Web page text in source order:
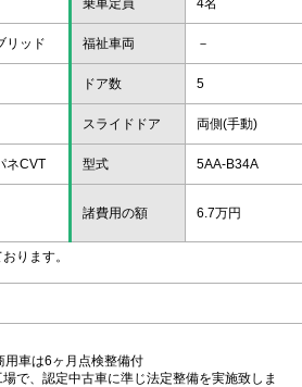
乗車定員 4名
リッド 福祉車両 －
ドア数 5
スライドドア 両側(手動)
ネCVT 型式 5AA-B34A
諸費用の額 6.7万円
ります。
車は6ヶ月点検整備付
で、認定中古車に準じ法定整備を実施致しま